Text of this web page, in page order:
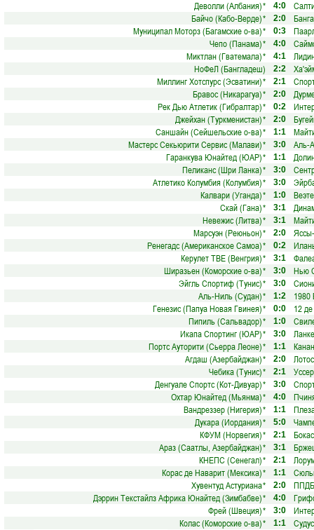
Деволли (Албания)* 4:0
Байчо (Кабо-Верде)* 2:0
Муниципал Моторз (Багамские о-ва)* 0:3
Чепо (Панама)* 4:0
Миктлан (Гватемала)* 4:1
НоФеЛ (Бангладеш)
2:2
Миллинг Хотспурс (Эсватини)* 2:1
Бравос (Никарагуа)* 2:0
Рек Дью Атлетик (Гибралтар)* 0:2
Джейхан (Туркменистан)* 2:0
Саншайн (Сейшельские о-ва)* 1:1
Мастерс Секьюрити Сервис (Малави)* 3:0
Аль-
Гаранкува Юнайтед (ЮАР)* 1:1
Пеликанс (Шри Ланка)* 3:0
Атлетико Колумбия (Колумбия)* 3:0
Калвари (Уганда)* 1:0
Скай (Гана)* 3:1
Невежис (Литва)* 3:1
Марсуэн (Реюньон)* 2:0
Ренегадс (Американское Самоа)* 0:2
Керулет ТВЕ (Венгрия)* 3:1
Ширазьен (Коморские о-ва)* 3:0
Нью
Эйгль Спортиф (Тунис)* 3:0
Аль-Ниль (Судан)* 1:2
1980
Генезис (Папуа Новая Гвинея)* 0:0
12
Пипиль (Сальвадор)* 1:0
Икапа Спортинг (ЮАР)* 3:0
Портс Ауторити (Сьерра Леоне)* 1:1
Агдаш (Азербайджан)* 2:0
Чебика (Тунис)* 2:1
Денгуале Спортс (Кот-Дивуар)* 3:0
Охтар Юнайтед (Мьянма)* 4:0
Вандреззер (Нигерия)* 1:1
Дукара (Иордания)* 5:0
КФУМ (Норвегия)* 2:1
Араз (Саатлы, Азербайджан)* 3:1
КНЕПС (Сенегал)* 2:1
Корас де Наварит (Мексика)* 1:1
Хувентуд Астуриана* 2:0
Дэррин Текстайлз Африка Юнайтед (Зимбабве)* 4:0
Фрей (Швеция)* 3:0
Колас (Коморские о-ва)* 1:1